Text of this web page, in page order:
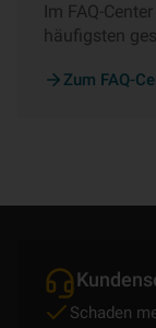
Im FAQ-
häufigsten
Zum FAQ-
Schaden